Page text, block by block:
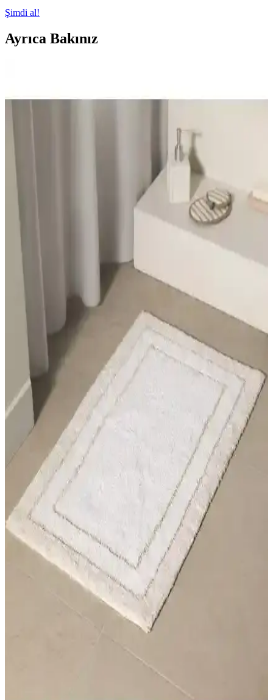
Şimdi al!
Ayrıca Bakınız
analizle en uygun seçeneği belirlemenize yardımcı oluyor.
Cotton Crafty Marka Pamuk Banyo Paspas Setleri
İki farklı Cotton Crafty pamuk paspas setini karşılaştırıyoruz: çiçek
ve şerit desenleri, yüksek kalite, çevre dostu, 60x100 cm ebatlar ve
Cotton Crafty %100 Pamuk Dokuma Banyo
Paspas Seti Doğal ve Çevre Dostu Estetik Çözüm
Yüksek kalite, doğal malzemeler ve çevre dostu üretimle tasarlanmış
bu pamuk paspas seti, yumuşak dokusu ve kaymaz tabanıyla
güvenli ve konforlu banyo deneyimi sunar.
Alanur Home Antik Cotton 2'li Paspas Eskitme
Kahve, Şık ve Dayanıklı Banyo Dekorasyonu
Antik Cotton 2'li paspas seti, doğal pamuk malzemesi, şık tasarımı
ve kolay temizliği ile banyonuza hem estetik hem de fonksiyonellik
katıyor.
Cotton Crafty %100 Pamuk Dokuma Banyo
Paspası Sürdürülebilir ve Estetik Tasarım
%100 pamuk doğal dokuma banyo paspası, çevre dostu, kaymaz ve
uzun ömürlü yapısıyla konfor ve estetiği bir araya getirir, hijyenik
kullanım sağlar.
Cotton Crafty Pamuklu Banyo Paspas Setleri
Karşılaştırması ve Özellikleri
İki farklı Cotton Crafty %100 pamuk dokuma banyo paspas setini
karşılaştırıyoruz. Her ikisi de çevre dostu, dayanıklı ve estetik olup,
kullanıcı yorumları ve özellikleriyle detaylı analiz sunuyoruz.
Cotton Crafty %100 Pamuk Dokuma Banyo
Paspas Seti: Doğal ve Sürdürülebilir Şıklık
%100 pamuk dokuma paspas seti, doğal, dayanıklı ve çevre dostu
malzemeleriyle banyonuzda hijyen ve şıklık sunar, kaymaz tabanı ile
Madame Coco Giverny Banyo Paspası Bej Renkli